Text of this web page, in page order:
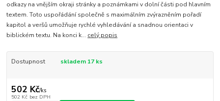
odkazy na vnějším okraji stránky a poznámkami v dolní části pod hlavním
textem. Toto uspořádání společně s maximálním zvýrazněním pořadí
kapitol a veršů umožňuje rychlé vyhledávání a snadnou orientaci v
biblickém textu. Na konci k... celý popis
Dostupnost skladem 17 ks
502 Kč/ks
502 Kč bez DPH